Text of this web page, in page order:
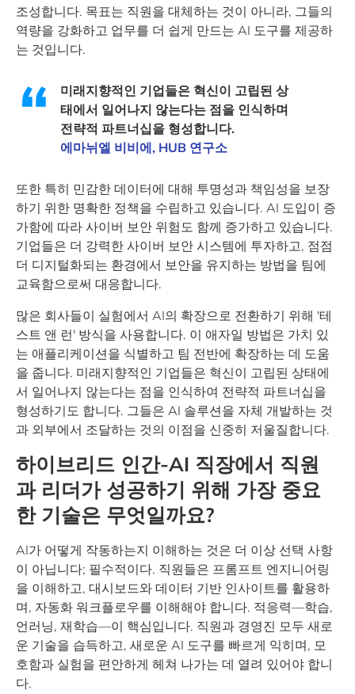
조성합니다. 목표는 직원을 대체하는 것이 아니라, 그들의
역량을 강화하고 업무를 더 쉽게 만드는 AI 도구를 제공하
는 것입니다.
미래지향적인 기업들은 혁신이 고립된 상
태에서 일어나지 않는다는 점을 인식하며
전략적 파트너십을 형성합니다.
에마뉘엘 비비에, HUB 연구소
또한 특히 민감한 데이터에 대해 투명성과 책임성을 보장
하기 위한 명확한 정책을 수립하고 있습니다. AI 도입이 증
가함에 따라 사이버 보안 위험도 함께 증가하고 있습니다.
기업들은 더 강력한 사이버 보안 시스템에 투자하고, 점점
더 디지털화되는 환경에서 보안을 유지하는 방법을 팀에
교육함으로써 대응합니다.
많은 회사들이 실험에서 AI의 확장으로 전환하기 위해 '테
스트 앤 런' 방식을 사용합니다. 이 애자일 방법은 가치 있
는 애플리케이션을 식별하고 팀 전반에 확장하는 데 도움
을 줍니다. 미래지향적인 기업들은 혁신이 고립된 상태에
서 일어나지 않는다는 점을 인식하여 전략적 파트너십을
형성하기도 합니다. 그들은 AI 솔루션을 자체 개발하는 것
과 외부에서 조달하는 것의 이점을 신중히 저울질합니다.
하이브리드 인간-AI 직장에서 직원
과 리더가 성공하기 위해 가장 중요
한 기술은 무엇일까요?
AI가 어떻게 작동하는지 이해하는 것은 더 이상 선택 사항
이 아닙니다; 필수적이다. 직원들은 프롬프트 엔지니어링
을 이해하고, 대시보드와 데이터 기반 인사이트를 활용하
며, 자동화 워크플로우를 이해해야 합니다. 적응력—학습,
언러닝, 재학습—이 핵심입니다. 직원과 경영진 모두 새로
운 기술을 습득하고, 새로운 AI 도구를 빠르게 익히며, 모
호함과 실험을 편안하게 헤쳐 나가는 데 열려 있어야 합니
다.